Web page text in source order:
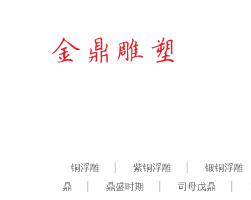
铜浮雕 紫铜浮雕 锻铜浮雕
鼎
鼎盛时期 司母戊鼎